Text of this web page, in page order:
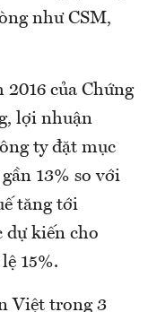
như CSM,
của Chứng
lợi nhuận
ty đặt mục
13% so với
tăng tới
dự kiến cho
15%.
Việt trong 3